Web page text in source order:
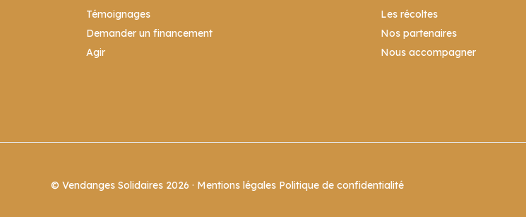
Témoignages
Demander un financement
Agir
Les récoltes
Nos partenaires
Nous accompagner
© Vendanges Solidaires 2026 · Mentions légales Politique de confidentialité